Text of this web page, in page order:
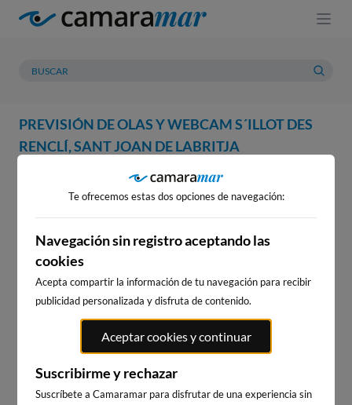
PREVISIÓN DE OLAS Y WEBCAM S´ILLOT DES
RENCLÍ, SANT JOAN DE LABRITJA
PREVISIÓN METEOROLOGÍA
WEBCAM S´ILLOT DES RENCLÍ,
SANT JOAN DE LABRITJA
WEBCAMS CERCANAS
Te ofrecemos estas dos opciones de navegación:
Navegación sin registro aceptando las
cookies
Acepta compartir la información de tu navegación para recibir
publicidad personalizada y disfruta de contenido.
Aceptar cookies y continuar
Suscribirme y rechazar
Suscríbete a Camaramar para disfrutar de una experiencia sin